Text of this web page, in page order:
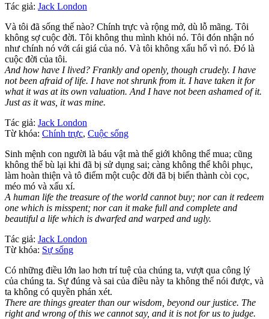
Tác giả: Jack London
Và tôi đã sống thế nào? Chính trực và rộng mở, dù lỗ mãng. Tôi
không sợ cuộc đời. Tôi không thu mình khỏi nó. Tôi đón nhận nó
như chính nó với cái giá của nó. Và tôi không xấu hổ vì nó. Đó là
cuộc đời của tôi.
And how have I lived? Frankly and openly, though crudely. I have
not been afraid of life. I have not shrunk from it. I have taken it for
what it was at its own valuation. And I have not been ashamed of it.
Just as it was, it was mine.
Tác giả: Jack London
Từ khóa: Chính trực, Cuộc sống
Sinh mệnh con người là báu vật mà thế giới không thể mua; cũng
không thể bù lại khi đã bị sử dụng sai; càng không thể khôi phục,
làm hoàn thiện và tô điểm một cuộc đời đã bị biến thành còi cọc,
méo mó và xấu xí.
A human life the treasure of the world cannot buy; nor can it redeem
one which is misspent; nor can it make full and complete and
beautiful a life which is dwarfed and warped and ugly.
Tác giả: Jack London
Từ khóa: Sự sống
Có những điều lớn lao hơn trí tuệ của chúng ta, vượt qua công lý
của chúng ta. Sự đúng và sai của điều này ta không thể nói được, và
ta không có quyền phán xét.
There are things greater than our wisdom, beyond our justice. The
right and wrong of this we cannot say, and it is not for us to judge.